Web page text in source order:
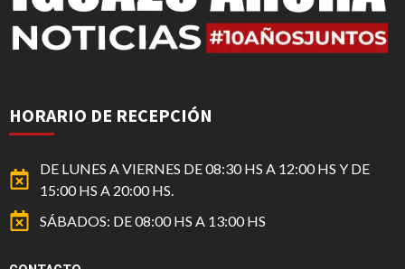
HORARIO DE RECEPCIÓN
DE LUNES A VIERNES DE 08:30 HS A 12:00 HS Y DE
15:00 HS A 20:00 HS.
SÁBADOS: DE 08:00 HS A 13:00 HS